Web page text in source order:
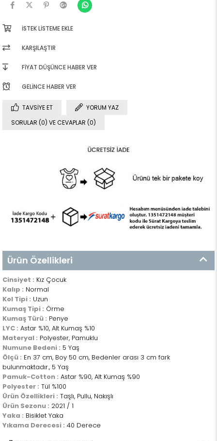
İSTEK LISTEME EKLE
KARŞILAŞTIR
FIYAT DÜŞÜNCE HABER VER
GELINCE HABER VER
TAVSIYE ET
YORUM YAZ
SORULAR (0) VE CEVAPLAR (0)
Ürün Özellikleri
Cinsiyet : Kız Çocuk
Kalıp : Normal
Kol Tipi : Uzun
Kumaş Tipi : Örme
Kumaş Türü : Penye
LYC : Astar %10, Alt Kumaş %10
Materyal : Polyester, Pamuklu
Numune Bedeni : 5 Yaş
Ölçü : En 37 cm, Boy 50 cm, Bedenler arası 3 cm fark
bulunmaktadır., 5 Yaş
Pamuk-Cotton : Astar %90, Alt Kumaş %90
Polyester : Tül %100
Ürün Özellikleri : Taşlı, Pullu, Nakışlı
Ürün Sezonu : 2021 / 1
Yaka : Bisiklet Yaka
Yıkama Derecesi : 40 Derece